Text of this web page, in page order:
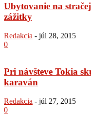
Ubytovanie na
zážitky
Redakcia - júl 28, 2015
0
Pri návšteve Tokia
karaván
Redakcia - júl 27, 2015
0